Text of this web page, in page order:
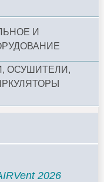
И
ОСУШИТЕЛИ,
2026